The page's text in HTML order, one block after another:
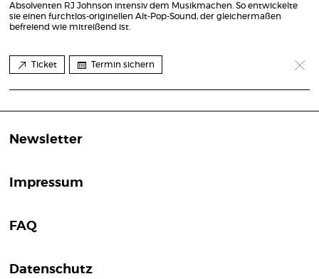
Absolventen RJ Johnson intensiv dem Musikmachen. So entwickelte
sie einen furchtlos-originellen Alt-Pop-Sound, der gleichermaßen
befreiend wie mitreißend ist.
Ticket Termin sichern
Newsletter
Impressum
FAQ
Datenschutz